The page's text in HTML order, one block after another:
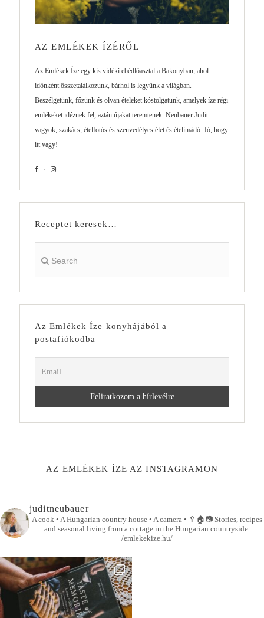
AZ EMLÉKEK ÍZÉRŐL
Az Emlékek Íze egy kis vidéki ebédlőasztal a Bakonyban, ahol
időnként összetalálkozunk, bárhol is legyünk a világban.
Beszélgetünk, főzünk és olyan ételeket kóstolgatunk, amelyek íze régi
emlékeket idéznek fel, aztán újakat teremtenek. Neubauer Judit
vagyok, szakács, ételfotós és szenvedélyes élet és ételimádó. Jó, hogy
itt vagy!
Receptet keresek…
Az Emlékek Íze konyhájából a
postafiókodba
AZ EMLÉKEK ÍZE AZ INSTAGRAMON
juditneubauer
A cook • A Hungarian country house • A camera • 🥄🏠📷Stories, recipes
and seasonal living from a cottage in the Hungarian countryside.
/emlekekize.hu/